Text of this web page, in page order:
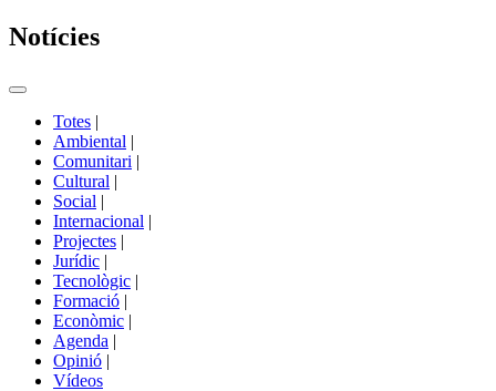
Notícies
Commutador
portals
Totes |
Ambiental |
Comunitari |
Cultural |
Social |
Internacional |
Projectes |
Jurídic |
Tecnològic |
Formació |
Econòmic |
Agenda |
Opinió |
Vídeos